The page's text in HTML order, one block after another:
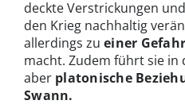
deckte Verstrickungen
den Krieg nachhaltig
allerdings zu einer
macht. Zudem führt sie in
aber platonische
Swann.